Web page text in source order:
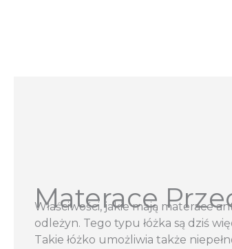
Materace
Właściwości, jakie mają materace
odleżyn. Tego typu łóżka są dziś
Takie łóżko umożliwia także